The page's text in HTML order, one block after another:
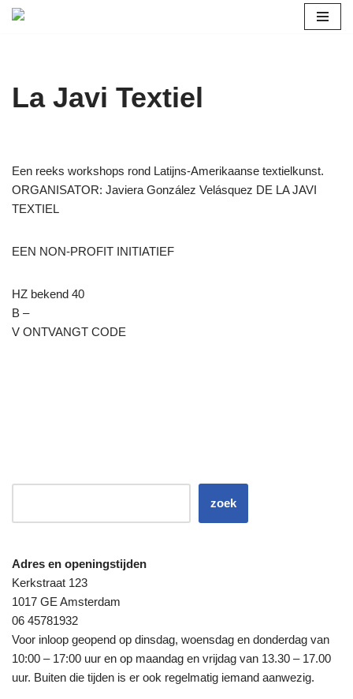
inhoud
La Javi Textiel
Een reeks workshops rond Latijns-Amerikaanse textielkunst.
ORGANISATOR: Javiera González Velásquez DE LA JAVI
TEXTIEL
EEN NON-PROFIT INITIATIEF
HZ bekend 40
B –
V ONTVANGT CODE
zoek
Adres en openingstijden
Kerkstraat 123
1017 GE Amsterdam
06 45781932
Voor inloop geopend op dinsdag, woensdag en donderdag van
10:00 – 17:00 uur en op maandag en vrijdag van 13.30 – 17.00
uur. Buiten die tijden is er ook regelmatig iemand aanwezig.